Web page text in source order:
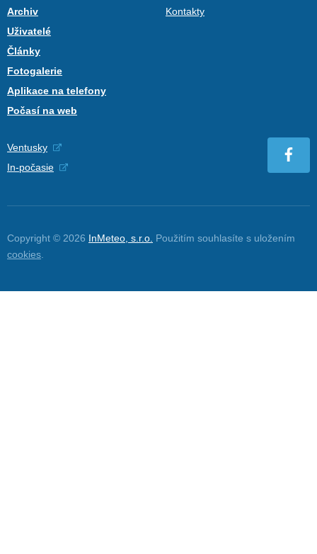
Archiv
Uživatelé
Články
Fotogalerie
Aplikace na telefony
Počasí na web
Kontakty
Ventusky
In-počasie
Copyright © 2026 InMeteo, s.r.o. Použitím souhlasíte s uložením
cookies